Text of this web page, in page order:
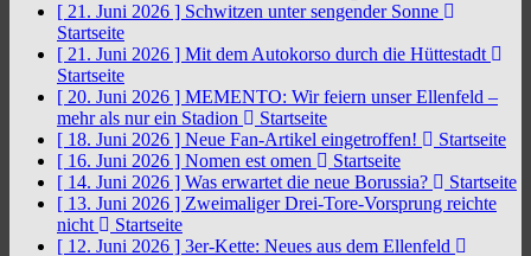
[ 21. Juni 2026 ] Schwitzen unter sengender Sonne
Startseite
[ 21. Juni 2026 ] Mit dem Autokorso durch die Hüttestadt
Startseite
[ 20. Juni 2026 ] MEMENTO: Wir feiern unser Ellenfeld –
mehr als nur ein Stadion
Startseite
[ 18. Juni 2026 ] Neue Fan-Artikel eingetroffen!
Startseite
[ 16. Juni 2026 ] Nomen est omen
Startseite
[ 14. Juni 2026 ] Was erwartet die neue Borussia?
Startseite
[ 13. Juni 2026 ] Zweimaliger Drei-Tore-Vorsprung reichte
nicht
Startseite
[ 12. Juni 2026 ] 3er-Kette: Neues aus dem Ellenfeld